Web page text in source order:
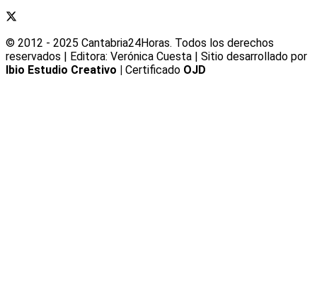
© 2012 - 2025 Cantabria24Horas. Todos los derechos
reservados | Editora: Verónica Cuesta | Sitio desarrollado por
Ibio Estudio Creativo | Certificado OJD